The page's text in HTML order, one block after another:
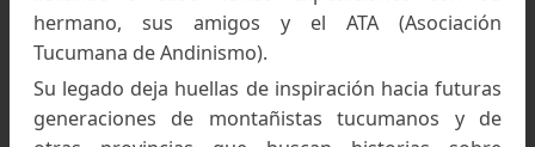
Tucumán, fue una de las personas que
historia en el montañismo tucumano-
llevando a cabo varias expediciones con
hermano, sus amigos y el ATA